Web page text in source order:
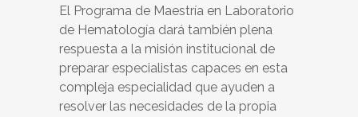
El Programa de Maestría en Laboratorio
de Hematología dará también plena
respuesta a la misión institucional de
preparar especialistas capaces en esta
compleja especialidad que ayuden a
resolver las necesidades de la propia